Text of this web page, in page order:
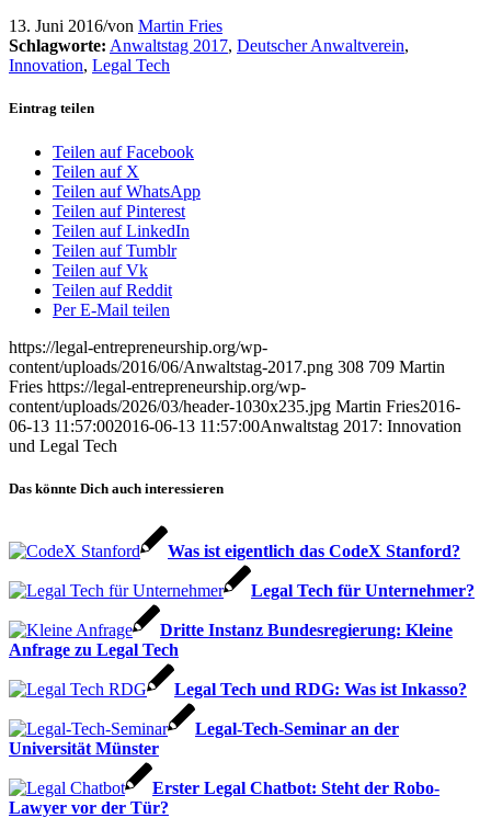
13. Juni 2016/von Martin Fries
Schlagworte: Anwaltstag 2017, Deutscher Anwaltverein,
Innovation, Legal Tech
Eintrag teilen
Teilen auf Facebook
Teilen auf X
Teilen auf WhatsApp
Teilen auf Pinterest
Teilen auf LinkedIn
Teilen auf Tumblr
Teilen auf Vk
Teilen auf Reddit
Per E-Mail teilen
https://legal-entrepreneurship.org/wp-
content/uploads/2016/06/Anwaltstag-2017.png 308 709 Martin
Fries https://legal-entrepreneurship.org/wp-
content/uploads/2026/03/header-1030x235.jpg Martin Fries2016-
06-13 11:57:002016-06-13 11:57:00Anwaltstag 2017: Innovation
und Legal Tech
Das könnte Dich auch interessieren
Was ist eigentlich das CodeX Stanford?
Legal Tech für Unternehmer?
Dritte Instanz Bundesregierung: Kleine
Anfrage zu Legal Tech
Legal Tech und RDG: Was ist Inkasso?
Legal-Tech-Seminar an der
Universität Münster
Erster Legal Chatbot: Steht der Robo-
Lawyer vor der Tür?